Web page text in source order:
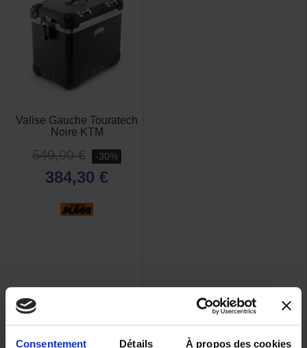
Consentement Détails À propos des cookies
Valise Gauche Touratech
Noire KTM
549,00 € -30%
384,30 €